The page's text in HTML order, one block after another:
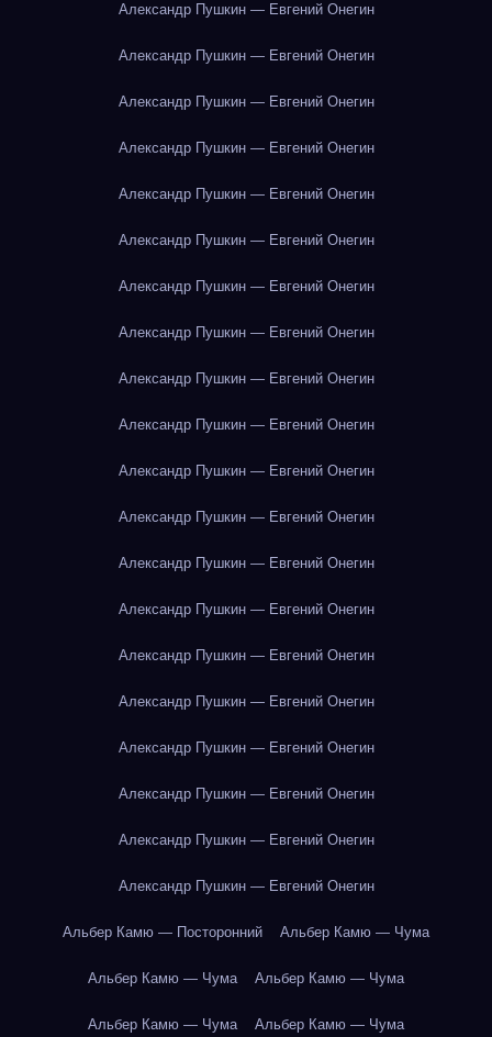
Александр Пушкин — Евгений Онегин
Александр Пушкин — Евгений Онегин
Александр Пушкин — Евгений Онегин
Александр Пушкин — Евгений Онегин
Александр Пушкин — Евгений Онегин
Александр Пушкин — Евгений Онегин
Александр Пушкин — Евгений Онегин
Александр Пушкин — Евгений Онегин
Александр Пушкин — Евгений Онегин
Александр Пушкин — Евгений Онегин
Александр Пушкин — Евгений Онегин
Александр Пушкин — Евгений Онегин
Александр Пушкин — Евгений Онегин
Александр Пушкин — Евгений Онегин
Александр Пушкин — Евгений Онегин
Александр Пушкин — Евгений Онегин
Александр Пушкин — Евгений Онегин
Александр Пушкин — Евгений Онегин
Александр Пушкин — Евгений Онегин
Александр Пушкин — Евгений Онегин
Альбер Камю — Посторонний Альбер Камю — Чума
Альбер Камю — Чума Альбер Камю — Чума
Альбер Камю — Чума Альбер Камю — Чума